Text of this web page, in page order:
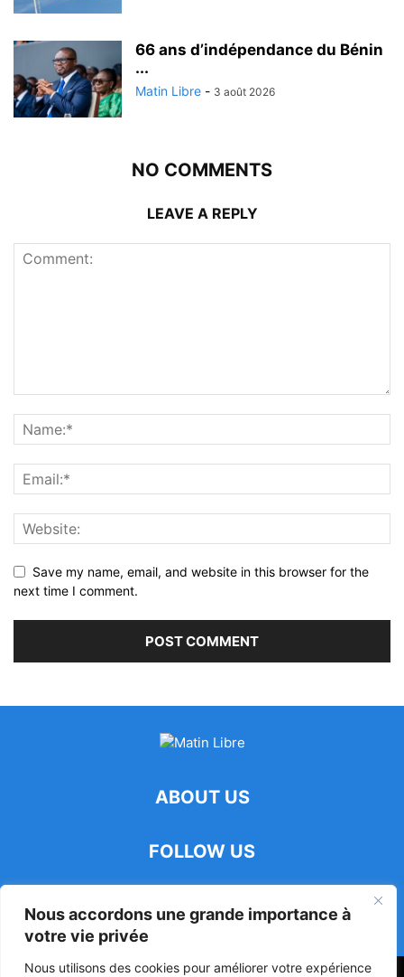
Nous accordons une grande importance à
votre vie privée
Nous utilisons des cookies pour améliorer votre expérience
66 ans d’indépendance du Bénin
...
Matin Libre - 3 août 2026
NO COMMENTS
LEAVE A REPLY
Save my name, email, and website in this browser for the
next time I comment.
ABOUT US
FOLLOW US